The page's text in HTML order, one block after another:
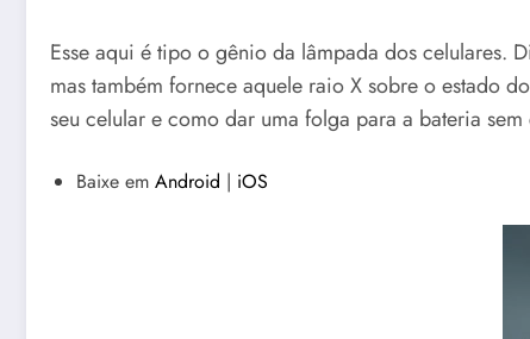
Esse aqui é tipo o gênio da lâmpada dos celulares.
mas também fornece aquele raio X sobre o estado
seu celular e como dar uma folga para a bateria
Baixe em Android | iOS